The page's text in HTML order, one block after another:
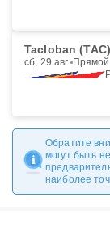
Tacloban (TAC)
сб, 29 авг. Прямой
Обратите
могут быть
наиболее